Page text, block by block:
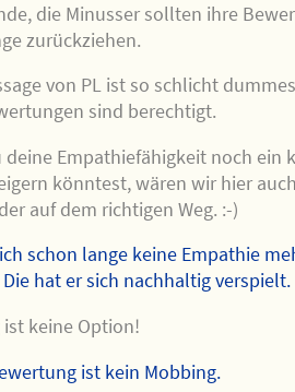
die Minusser sollten ihre
zurückziehen.
von PL ist so schlicht
sind berechtigt.
deine Empathiefähigkeit noch ein
könntest, wären wir hier
auf dem richtigen Weg. :-)
schon lange keine Empathie
hat er sich nachhaltig verspielt.
keine Option!
ist kein Mobbing.